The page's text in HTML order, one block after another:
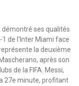
démontré ses qualités
1 de l'Inter Miami face
la deuxième
après son
de la FIFA. Messi,
27e minute, profitant